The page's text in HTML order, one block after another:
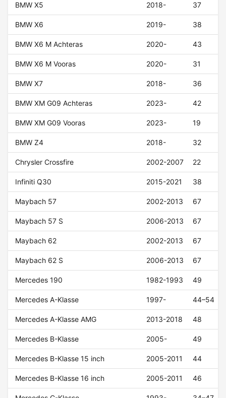
BMW X5 2018- 37
BMW X6 2019- 38
BMW X6 M Achteras 2020- 43
BMW X6 M Vooras 2020- 31
BMW X7 2018- 36
BMW XM G09 Achteras 2023- 42
BMW XM G09 Vooras 2023- 19
BMW Z4 2018- 32
Chrysler Crossfire 2002-2007 22
Infiniti Q30 2015-2021 38
Maybach 57 2002-2013 67
Maybach 57 S 2006-2013 67
Maybach 62 2002-2013 67
Maybach 62 S 2006-2013 67
Mercedes 190 1982-1993 49
Mercedes A-Klasse 1997- 44–54
Mercedes A-Klasse AMG 2013-2018 48
Mercedes B-Klasse 2005- 49
Mercedes B-Klasse 15 inch 2005-2011 44
Mercedes B-Klasse 16 inch 2005-2011 46